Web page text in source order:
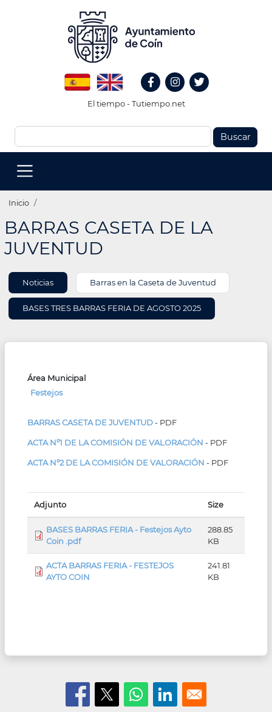
Spanish English
Redes
Sociales
Header
El tiempo - Tutiempo.net
PRINCIPAL
Ruta
de
navegación
Inicio
BARRAS CASETA DE LA
JUVENTUD
INFORMACIÓN
DE
ÁREA
Noticias Barras en la Caseta de Juventud
BASES TRES BARRAS FERIA DE AGOSTO 2025
Área Municipal
Festejos
BARRAS CASETA DE JUVENTUD- PDF
ACTA Nº1 DE LA COMISIÓN DE VALORACIÓN - PDF
ACTA Nº2 DE LA COMISIÓN DE VALORACIÓN - PDF
Adjunto Size
BASES BARRAS FERIA - Festejos Ayto
Coin .pdf
288.85
KB
ACTA BARRAS FERIA - FESTEJOS
AYTO COIN
241.81
KB